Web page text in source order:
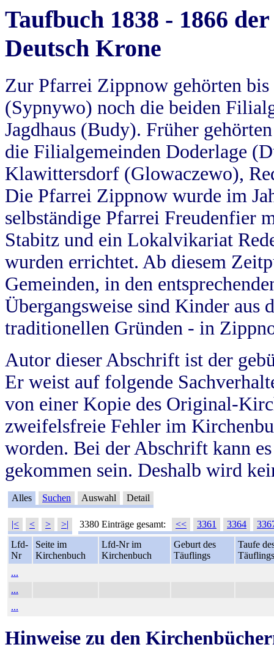
Taufbuch 1838 - 1866
Deutsch Krone
Zur Pfarrei Zippnow gehörten
(Sypnywo) noch die beiden
Jagdhaus (Budy). Früher
die Filialgemeinden Doderlage
Klawittersdorf (Glowaczewo),
Die Pfarrei Zippnow wurde im
selbständige Pfarrei Freudenfier
Stabitz und ein Lokalvikariat
wurden errichtet. Ab diesem
Gemeinden, in den
Übergangsweise sind Kinder aus
traditionellen Gründen - in
Autor dieser Abschrift ist der
Er weist auf folgende
von einer Kopie des Original-
zweifelsfreie Fehler im
worden. Bei der Abschrift kann
gekommen sein. Deshalb wird
Alles Suchen Auswahl Detail
|< < > >| 3380 Einträge gesamt: << 3361 3364
Lfd-
Nr
Seite im
Kirchenbuch
Lfd-Nr im
Kirchenbuch
Geburt des
Täuflings
Taufe
Täuflings
...
...
...
Hinweise zu den